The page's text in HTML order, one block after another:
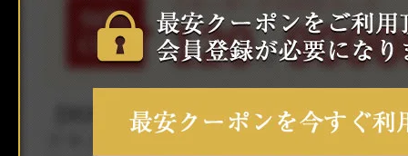
奈良 和歌山
ニュース
ギャラリー